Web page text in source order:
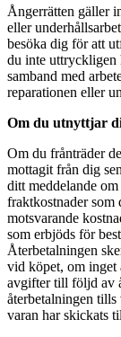
Ångerrätten gäller
eller
besöka dig för att
du inte uttryckligen
samband med
reparationen eller
Om du utnyttjar
Om du frånträder
mottagit från dig
ditt meddelande
fraktkostnader som
motsvarande
som erbjöds för
Återbetalningen
vid köpet, om inget
avgifter till följd av
återbetalningen
varan har skickats